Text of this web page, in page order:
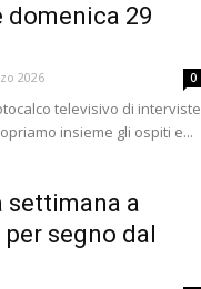
domenica 29
2026 0
televisivo di interviste
insieme gli ospiti e...
settimana a
segno dal